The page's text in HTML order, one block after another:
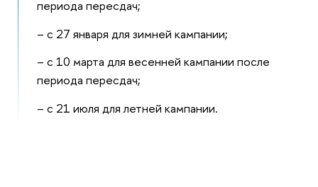
периода пересдач;
– с 27 января для зимней кампании;
– с 10 марта для весенней кампании после
периода пересдач;
– с 21 июля для летней кампании.